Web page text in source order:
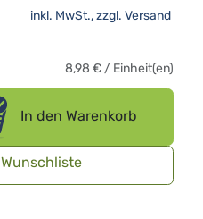
In den Warenkorb
inkl. MwSt., zzgl. Versand
8,98 €/ Einheit(en)